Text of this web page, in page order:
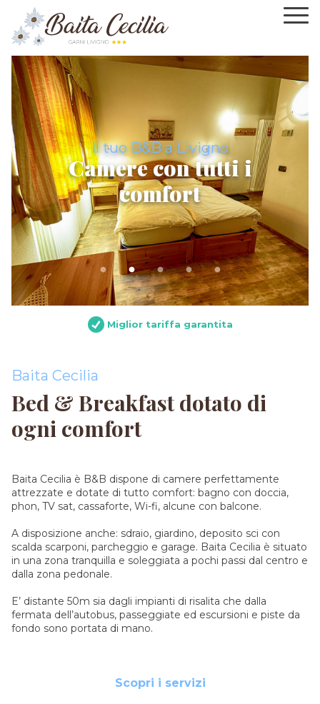
Il tuo B&B a Livigno
Camere con tutti i
comfort
Miglior tariffa garantita
Baita Cecilia
Bed & Breakfast dotato di
ogni comfort
Baita Cecilia è B&B dispone di camere perfettamente
attrezzate e dotate di tutto comfort: bagno con doccia,
phon, TV sat, cassaforte, Wi-fi, alcune con balcone.
A disposizione anche: sdraio, giardino, deposito sci con
scalda scarponi, parcheggio e garage. Baita Cecilia è situato
in una zona tranquilla e soleggiata a pochi passi dal centro e
dalla zona pedonale.
E’ distante 50m sia dagli impianti di risalita che dalla
fermata dell’autobus, passeggiate ed escursioni e piste da
fondo sono portata di mano.
Scopri i servizi